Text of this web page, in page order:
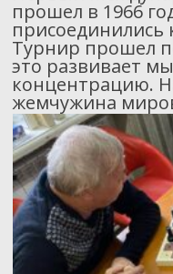
прошел в 1966
присоединились
Турнир прошел
это развивает
концентрацию.
жемчужина